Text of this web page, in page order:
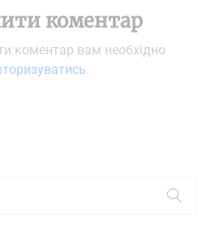
Post
коментар
коментар вам необхідно